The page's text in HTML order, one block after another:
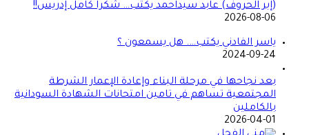
(إبر الحروف) عابد سيداحمد يكتب… شكرا كامل إدريس!!
2026-08-06
ياسر الفادني يكتب…. هل يسمعون ؟
2024-09-24
بعد نجاحها في مرحلة البناء وإعادة الإعمار الشرطة
المجتمعية تساهم في تامين امتحانات الشهادة السودانية
بالكاملين
2026-04-01